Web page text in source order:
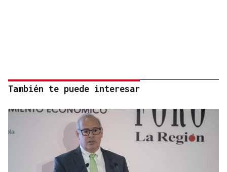
También te puede interesar